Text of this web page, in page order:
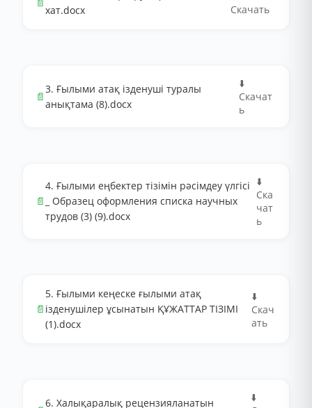
хат.docx
Скачать
📄
3. Ғылыми атақ ізденуші туралы
анықтама (8).docx
⬇️
Скачат
ь
📄
4. Ғылыми еңбектер тізімін рәсімдеу үлгісі
_ Образец оформления списка научных
трудов (3) (9).docx
⬇️
Ска
чат
ь
📄
5. Ғылыми кеңеске ғылыми атақ
ізденушілер ұсынатын ҚҰЖАТТАР ТІЗІМІ
(1).docx
⬇️
Скач
ать
6. Халықаралық рецензияланатын
⬇️